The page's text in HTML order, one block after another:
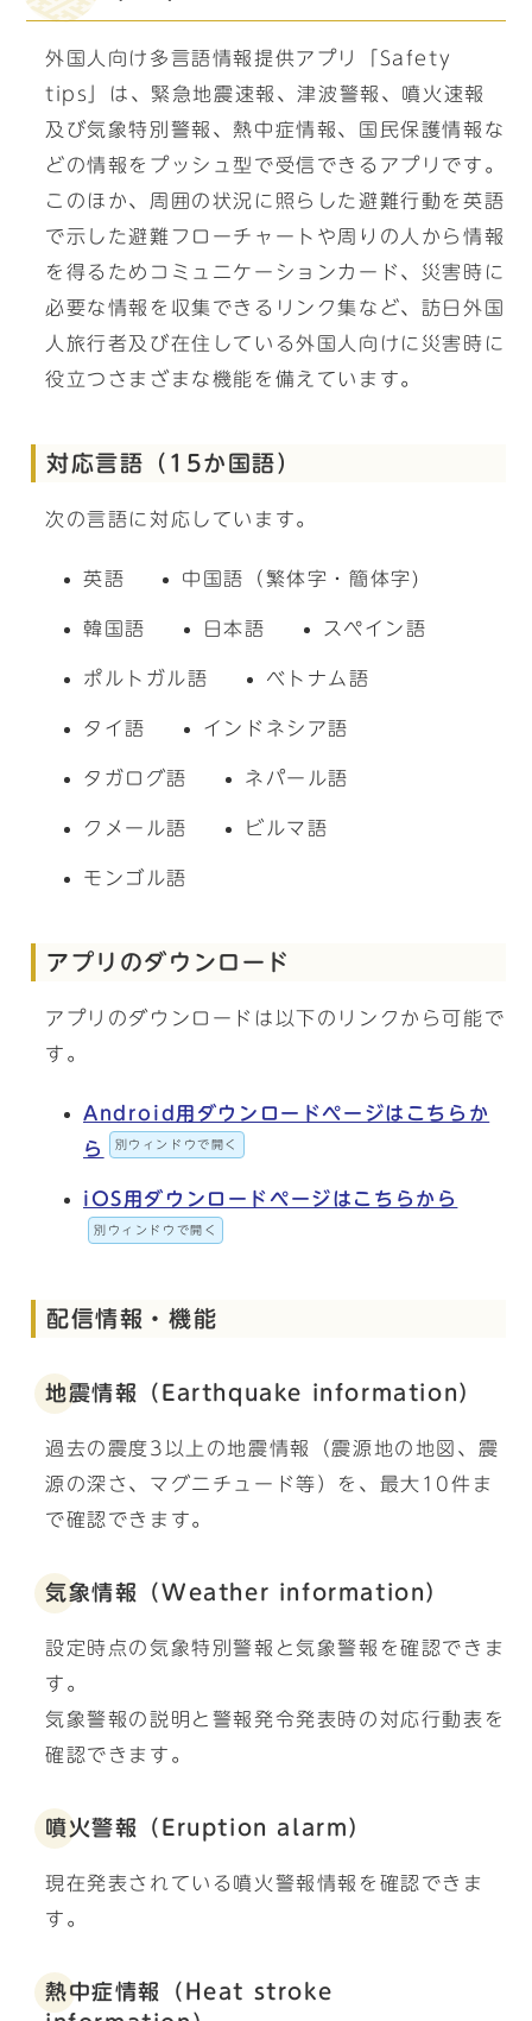
外国人向け多言語情報提供アプリ「Safety
tips」は、緊急地震速報、津波警報、噴火速報
及び気象特別警報、熱中症情報、国民保護情報な
どの情報をプッシュ型で受信できるアプリです。
このほか、周囲の状況に照らした避難行動を英語
で示した避難フローチャートや周りの人から情報
を得るためコミュニケーションカード、災害時に
必要な情報を収集できるリンク集など、訪日外国
人旅行者及び在住している外国人向けに災害時に
役立つさまざまな機能を備えています。
対応言語（15か国語）
次の言語に対応しています。
英語 中国語（繁体字・簡体字)
韓国語 日本語 スペイン語
ポルトガル語 ベトナム語
タイ語 インドネシア語
タガログ語 ネパール語
クメール語 ビルマ語
モンゴル語
アプリのダウンロード
アプリのダウンロードは以下のリンクから可能で
す。
Android用ダウンロードページはこちらか
ら
別ウィンドウで開く
iOS用ダウンロードページはこちらから
別ウィンドウで開く
配信情報・機能
地震情報（Earthquake information）
過去の震度3以上の地震情報（震源地の地図、震
源の深さ、マグニチュード等）を、最大10件ま
で確認できます。
気象情報（Weather information）
設定時点の気象特別警報と気象警報を確認できま
す。
気象警報の説明と警報発令発表時の対応行動表を
確認できます。
噴火警報（Eruption alarm）
現在発表されている噴火警報情報を確認できま
す。
熱中症情報（Heat stroke